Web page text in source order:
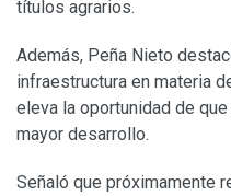
títulos agrarios.
Además, Peña Nieto
infraestructura en materia
eleva la oportunidad de
mayor desarrollo.
Señaló que próximamente